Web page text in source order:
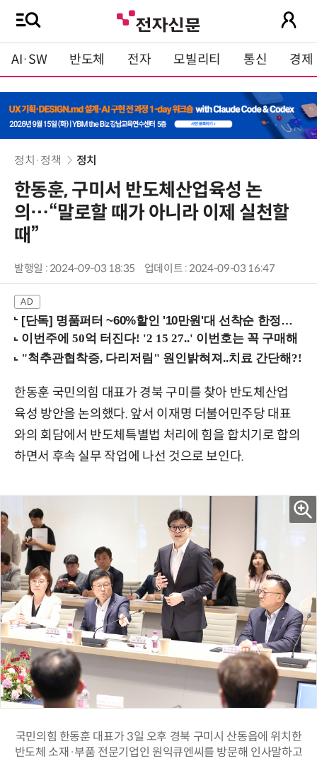
AI·SW 반도체 전자 모빌리티 통신 경제
정치·정책 정치
한동훈, 구미서 반도체산업육성 논
의…“말로할 때가 아니라 이제 실천할
때”
발행일 : 2024-09-03 18:35 업데이트 : 2024-09-03 16:47
[단독] 명품퍼터 ~60%할인 '10만원'대 선착순 한정판매!
한동훈 국민의힘 대표가 경북 구미를 찾아 반도체산업
육성 방안을 논의했다. 앞서 이재명 더불어민주당 대표
와의 회담에서 반도체특별법 처리에 힘을 합치기로 합의
하면서 후속 실무 작업에 나선 것으로 보인다.
국민의힘 한동훈 대표가 3일 오후 경북 구미시 산동읍에 위치한
반도체 소재·부품 전문기업인 원익큐엔씨를 방문해 인사말하고